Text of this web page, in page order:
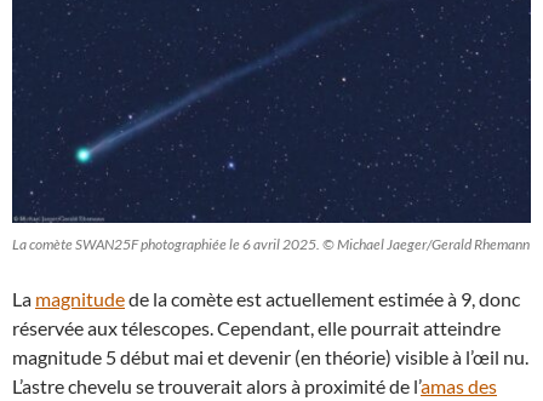
La comète SWAN25F photographiée le 6 avril 2025. © Michael Jaeger/Gerald Rhemann
La magnitudede la comète est actuellement estimée à 9, donc
réservée aux télescopes. Cependant, elle pourrait atteindre
magnitude 5 début mai et devenir (en théorie) visible à l’œil nu.
L’astre chevelu se trouverait alors à proximité de l’amas des